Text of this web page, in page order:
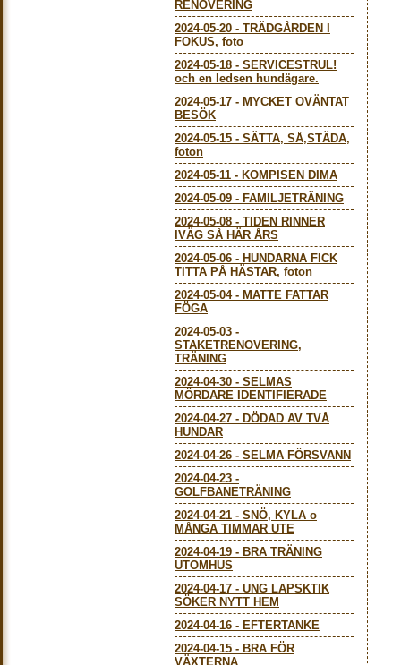
RENOVERING
2024-05-20 - TRÄDGÅRDEN I
FOKUS, foto
2024-05-18 - SERVICESTRUL!
och en ledsen hundägare.
2024-05-17 - MYCKET OVÄNTAT
BESÖK
2024-05-15 - SÄTTA, SÅ,STÄDA,
foton
2024-05-11 - KOMPISEN DIMA
2024-05-09 - FAMILJETRÄNING
2024-05-08 - TIDEN RINNER
IVÄG SÅ HÄR ÅRS
2024-05-06 - HUNDARNA FICK
TITTA PÅ HÄSTAR, foton
2024-05-04- MATTE FATTAR
FÖGA
2024-05-03 -
STAKETRENOVERING,
TRÄNING
2024-04-30 - SELMAS
MÖRDARE IDENTIFIERADE
2024-04-27 - DÖDAD AV TVÅ
HUNDAR
2024-04-26 - SELMA FÖRSVANN
2024-04-23 -
GOLFBANETRÄNING
2024-04-21 - SNÖ, KYLA o
MÅNGA TIMMAR UTE
2024-04-19 - BRA TRÄNING
UTOMHUS
2024-04-17 - UNG LAPSKTIK
SÖKER NYTT HEM
2024-04-16 - EFTERTANKE
2024-04-15 - BRA FÖR
VÄXTERNA